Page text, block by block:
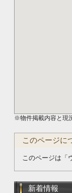
※物件掲載内容と現
このページに
このページは「
新着情報